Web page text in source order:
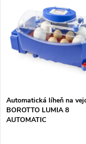
e
p
Nejprodávanější
Abecedně
ý
p
s
p
Automatická líheň na
BOROTTO LUMIA 8
AUTOMATIC